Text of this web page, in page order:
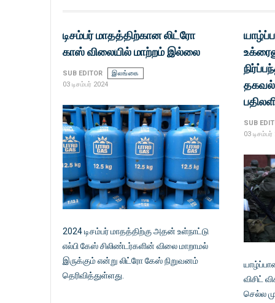
டிசம்பர் மாதத்திற்கான லிட்ரோ
காஸ் விலையில் மாற்றம் இல்லை
SUB EDITOR
இலங்கை
03 டிசம்பர் 2024
2024 டிசம்பர் மாதத்திற்கு அதன் உள்நாட்டு
எல்பி கேஸ் சிலிண்டர்களின் விலை மாறாமல்
இருக்கும் என்று லிட்ரோ கேஸ் நிறுவனம்
தெரிவித்துள்ளது.
SUB
03 டிசம்பர்
விசிட்
செல்ல